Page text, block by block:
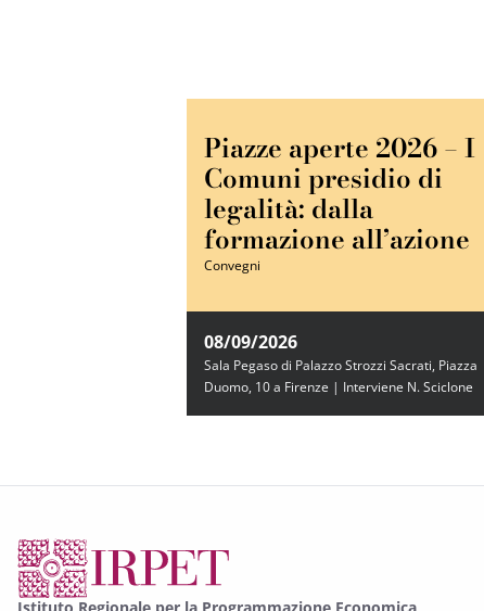
Piazze aperte 2026 – I
Comuni presidio di
legalità: dalla
formazione all’azione
Convegni
08/09/2026
Sala Pegaso di Palazzo Strozzi Sacrati, Piazza
Duomo, 10 a Firenze | Interviene N. Sciclone